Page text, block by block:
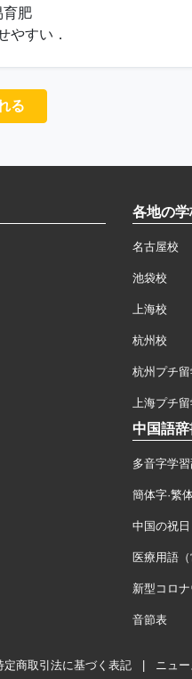
育肥
やすい．
る
各地の
名古屋校
池袋校
上海校
杭州校
杭州プチ留
上海プチ留
中国語辞
多音字学
簡体字·繁
中国の祝
医療用語（
新型コロ
音節表
定商取引法に基づく表記 ニュ